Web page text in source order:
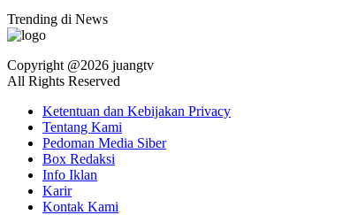
Trending di News
Copyright @2026 juangtv
All Rights Reserved
Ketentuan dan Kebijakan Privacy
Tentang Kami
Pedoman Media Siber
Box Redaksi
Info Iklan
Karir
Kontak Kami